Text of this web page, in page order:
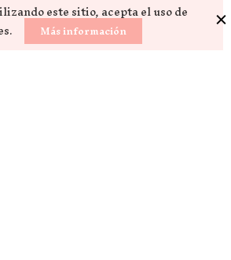
este sitio, acepta el uso de
Más información